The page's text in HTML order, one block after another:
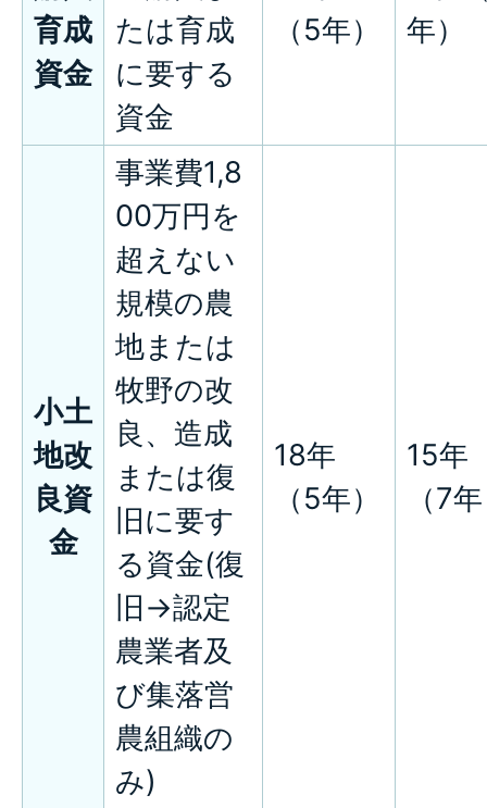
育成
資金
たは育成
に要する
資金
（5年）
年）
小土
地改
良資
金
事業費1,8
00万円を
超えない
規模の農
地または
牧野の改
良、造成
または復
旧に要す
る資金(復
旧→認定
農業者及
び集落営
農組織の
み)
18年
（5年）
15年
（7